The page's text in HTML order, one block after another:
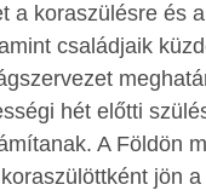
a koraszülésre és a
családjaik
hét előtti
A Földön
jön a